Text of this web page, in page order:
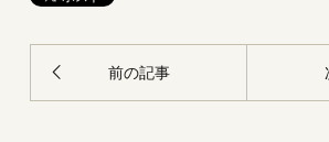
前の記事